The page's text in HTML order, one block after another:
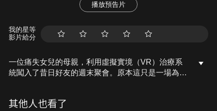
播放預告片
我的星等
影片給分
一位痛失女兒的母親，利用虛擬實境（VR）治療系
統闖入了昔日好友的週末聚會。原本這只是一場為了
其他人也看了